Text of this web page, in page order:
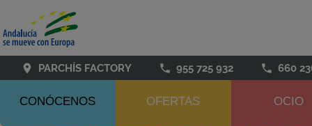
PARCHÍS FACTORY 955 725 932 660
CONÓCENOS OFERTAS OCIO